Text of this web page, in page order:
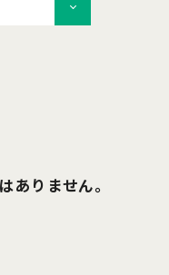
ありません。